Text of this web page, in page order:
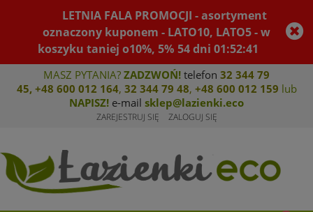
LETNIA FALA PROMOCJI - asortyment
oznaczony kuponem - LATO10, LATO5 - w
koszyku taniej o10%, 5% 54dni01:52:41
MASZ PYTANIA? ZADZWOŃ! telefon 32 344 79
45, +48 600 012 164, 32 344 79 48, +48 600 012 159 lub
NAPISZ! e-mail sklep@lazienki.eco
ZAREJESTRUJ SIĘ ZALOGUJ SIĘ